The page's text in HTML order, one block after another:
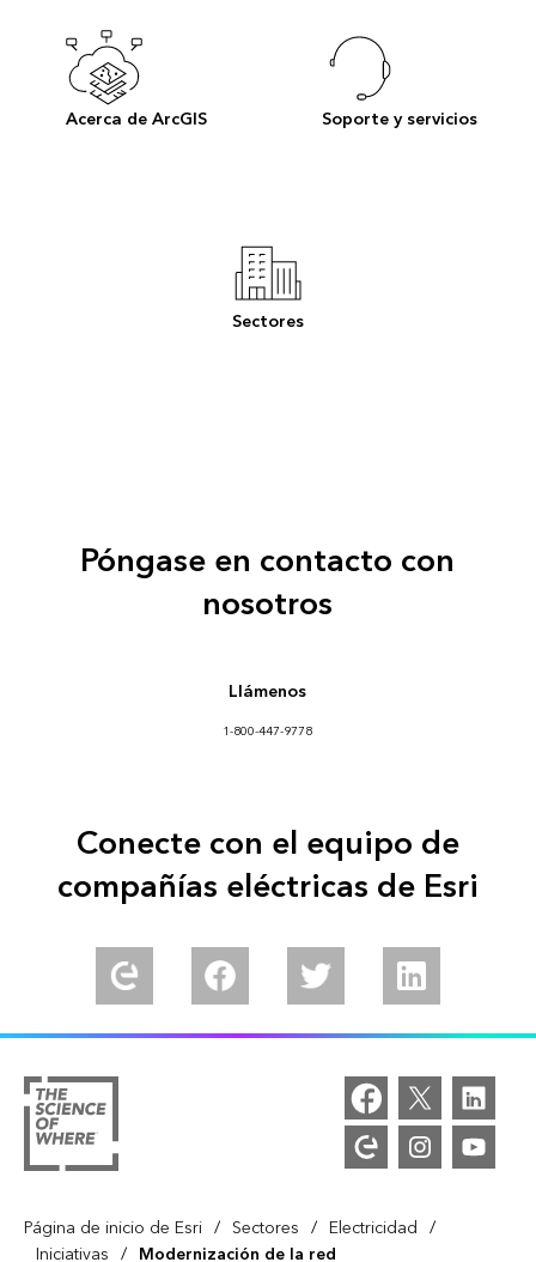
Acerca de ArcGIS Soporte y servicios
Sectores
Póngase en contacto con
nosotros
Llámenos
1-800-447-9778
Conecte con el equipo de
compañías eléctricas de Esri
Página de inicio de Esri / Sectores / Electricidad /
Iniciativas / Modernización de la red